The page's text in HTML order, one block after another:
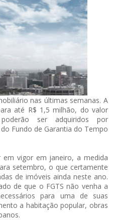
nas últimas semanas. A
até R$ 1,5 milhão, do valor
ser adquiridos por
Fundo de Garantia do Tempo
em vigor em janeiro, a medida
setembro, o que certamente
de imóveis ainda neste ano.
de que o FGTS não venha a
para uma de suas
a habitação popular, obras